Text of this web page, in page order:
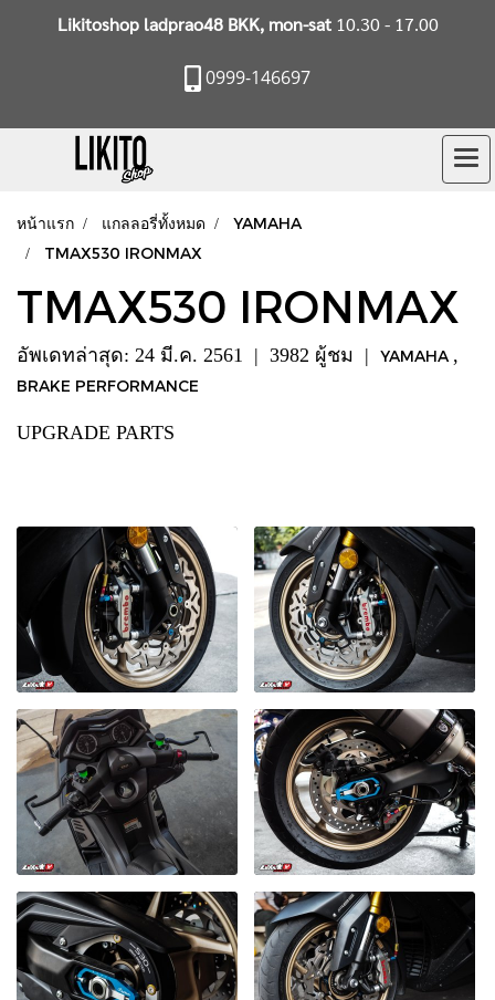
Likitoshop ladprao48 BKK, mon-sat10.30 - 17.00
0999-146697
หน้าแรก แกลลอรี่ทั้งหมด
YAMAHA
TMAX530 IRONMAX
TMAX530 IRONMAX
อัพเดทล่าสุด: 24 มี.ค. 2561 | 3982 ผู้ชม | YAMAHA ,
BRAKE PERFORMANCE
UPGRADE PARTS